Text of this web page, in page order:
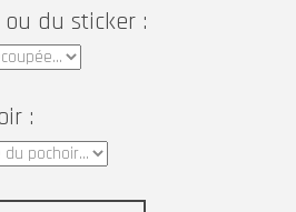
du sticker :
: